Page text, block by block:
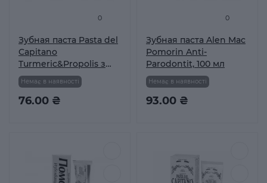
0
Зубная паста Pasta del
Capitano
Turmeric&Propolis з
куркумой и
прополисом 100%
Экологическая
76.00 ₴
Немає в наявності
0
Зубная паста Alen Mac
Pomorin Anti-
Parodontit, 100 мл
93.00 ₴
Немає в наявності